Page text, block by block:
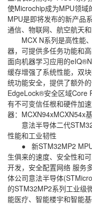
使Microchip成为MPU领域
MPU是即将发布的新产品
通信、物联网、航空航天
MCX N系列是高性能、
器，可提供多任务功能和
面向机器学习应用的
缓存增强了系统性能，双
统功能安全，提供了额外
EdgeLock®安全区域Core
有不可变信任根和硬件加
器：MCXN94xMCXN54x基
意法半导体二代STM32
性能和工业韧性
● 新STM32MP2
生俱来的速度、安全性和
开发，安全配置网络 服务
体公司意法半导体
的STM32MP2系列工业级
能医疗、智能楼宇和智能